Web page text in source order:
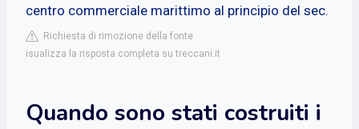
centro commerciale marittimo al principio del sec.
Richiesta di rimozione della fonte
isualizza la risposta completa su treccani.it
Quando sono stati costruiti i